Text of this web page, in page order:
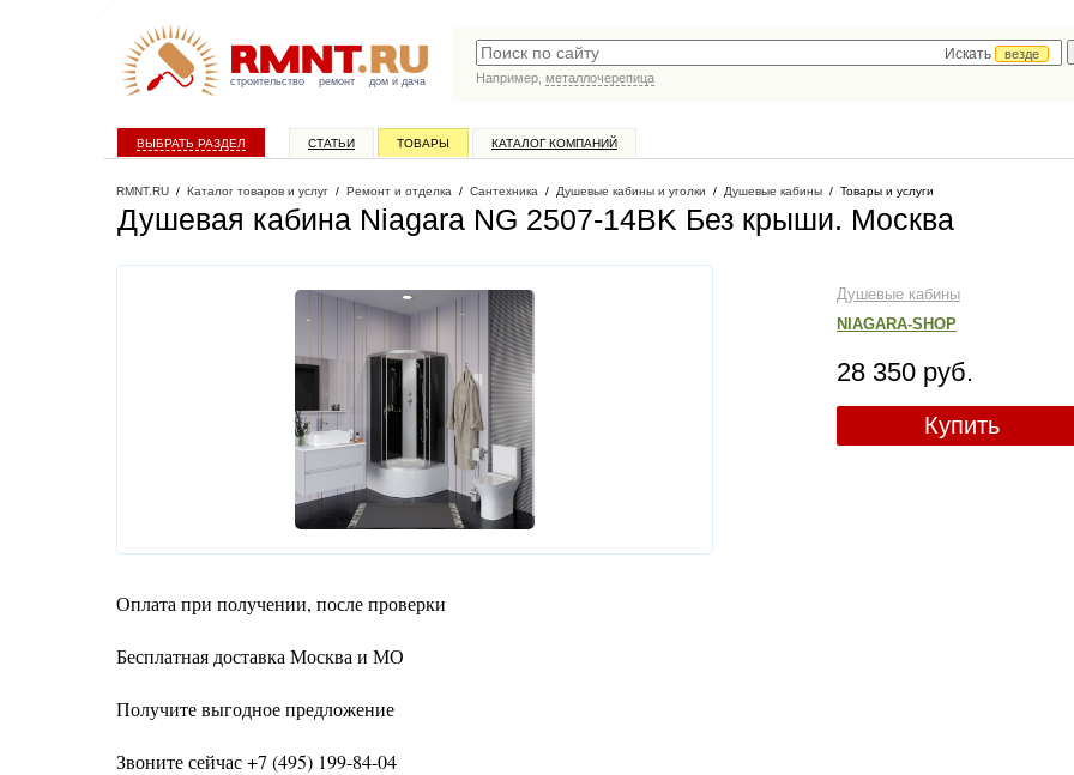
строительство ремонт дом и дача
Искать
везде
Например, металлочерепица
ВЫБРАТЬ РАЗДЕЛ СТАТЬИ ТОВАРЫ КАТАЛОГ КОМПАНИЙ
RMNT.RU / Каталог товаров и услуг / Ремонт и отделка / Сантехника / Душевые кабины и уголки / Душевые кабины / Товары и услуги
Душевая кабина Niagara NG 2507-14BK Без крыши. Москва
Душевые кабины
NIAGARA-SHOP
28 350 руб.
Купить
Оплата при получении, после проверки
Бесплатная доставка Москва и МО
Получите выгодное предложение
Звоните сейчас +7 (495) 199-84-04